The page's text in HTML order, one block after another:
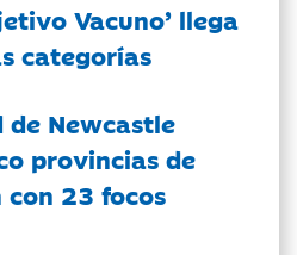
Vacuno’ llega
categorías
de Newcastle
provincias de
23 focos